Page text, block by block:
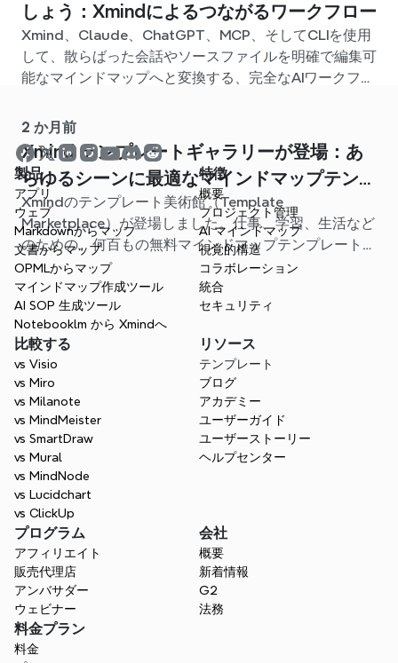
しょう：Xmindによるつながるワークフロー
Xmind、Claude、ChatGPT、MCP、そしてCLIを使用
して、散らばった会話やソースファイルを明確で編集可
能なマインドマップへと変換する、完全なAIワークフロ
2 か月前
Xmind テンプレートギャラリーが登場：あ
らゆるシーンに最適なマインドマップテンプ
レートが見つかります
Xmindのテンプレート美術館（Template
Marketplace）が登場しました。仕事、学習、生活など
のための、何百もの無料マインドマップテンプレートが
用意されています。最適なスタート地点を見つけ、白紙
から始める手間を省きましょう。
製品
アプリ
ウェブ
Markdownからマップ
文書からマップ
OPMLからマップ
マインドマップ作成ツール
AI SOP 生成ツール
Notebooklm から Xmindへ
特徴
概要
プロジェクト管理
AI マインドマップ
視覚的構造
コラボレーション
統合
セキュリティ
比較する
vs Visio
vs Miro
vs Milanote
vs MindMeister
vs SmartDraw
vs Mural
vs MindNode
vs Lucidchart
vs ClickUp
リソース
テンプレート
ブログ
アカデミー
ユーザーガイド
ユーザーストーリー
ヘルプセンター
プログラム
アフィリエイト
販売代理店
アンバサダー
ウェビナー
会社
概要
新着情報
G2
法務
料金プラン
料金